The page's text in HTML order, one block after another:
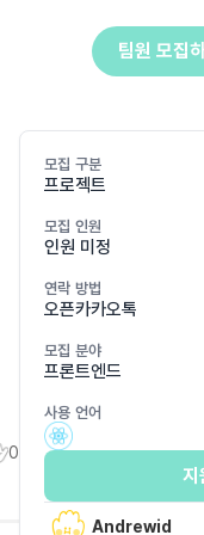
팀원 모집
0
모집 구분
프로젝트
모집 인원
인원 미정
연락 방법
오픈카카오톡
모집 분야
프론트엔드
사용 언어
지
Andrewid